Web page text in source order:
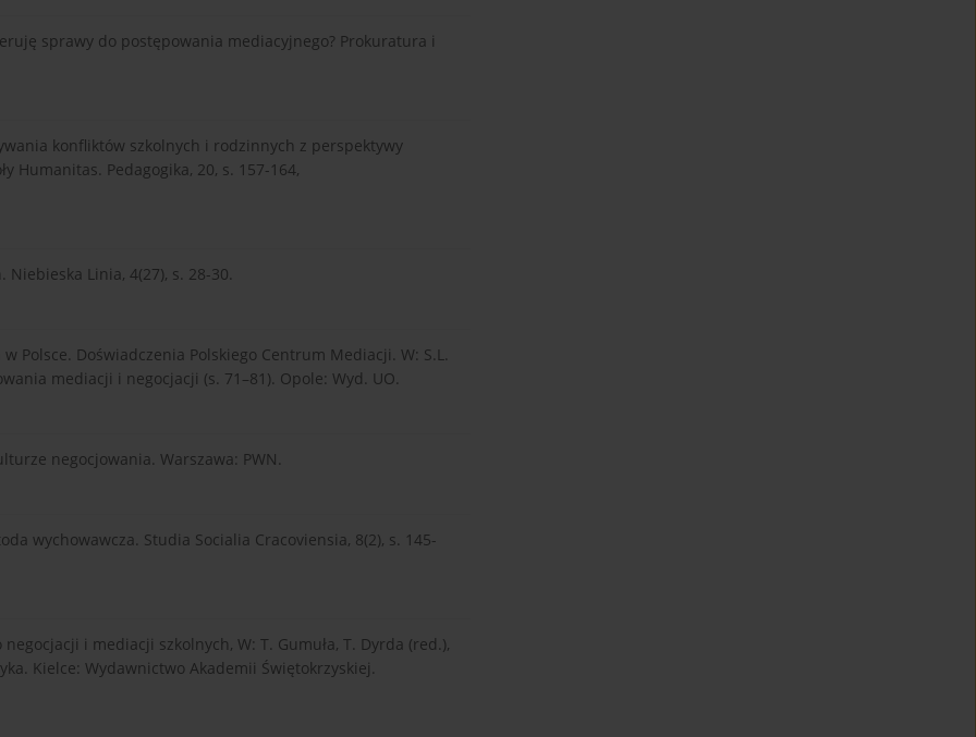
sprawy do postępowania mediacyjnego? Prokuratura i
konfliktów szkolnych i rodzinnych z perspektywy
Humanitas. Pedagogika, 20, s. 157-164,
Niebieska Linia, 4(27), s. 28-30.
Polsce. Doświadczenia Polskiego Centrum Mediacji. W: S.L.
mediacji i negocjacji (s. 71–81). Opole: Wyd. UO.
negocjowania. Warszawa: PWN.
wychowawcza. Studia Socialia Cracoviensia, 8(2), s. 145-
i mediacji szkolnych, W: T. Gumuła, T. Dyrda (red.),
Kielce: Wydawnictwo Akademii Świętokrzyskiej.